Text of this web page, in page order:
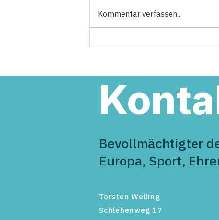
Kommentar verfassen...
Bevollmächtigter
Europa, Sport,
Torsten Welling
Schlehenweg 17